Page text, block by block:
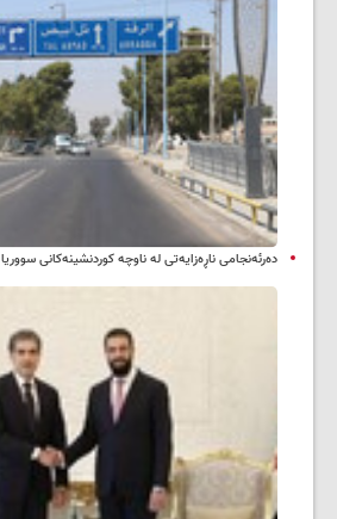
دەرئەنجامی ناڕەزایەتی لە ناوچە کوردنشینەکانی سووریا